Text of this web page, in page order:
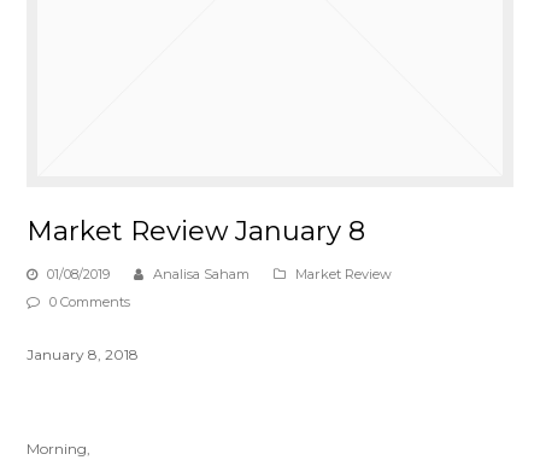
Market Review January 8
01/08/2019 Analisa Saham
Market Review
0 Comments
January 8, 2018
Morning,